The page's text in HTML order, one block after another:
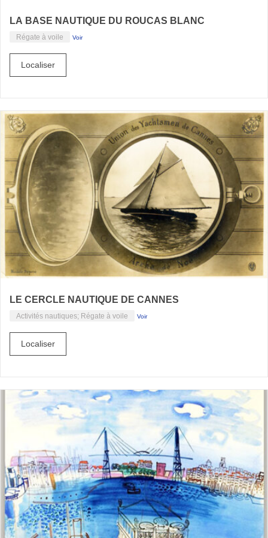
LA BASE NAUTIQUE DU ROUCAS BLANC
Régate à voile Voir
Localiser
LE CERCLE NAUTIQUE DE CANNES
Activités nautiques; Régate à voile Voir
Localiser